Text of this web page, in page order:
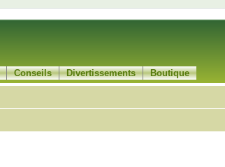
Conseils Divertissements Boutique